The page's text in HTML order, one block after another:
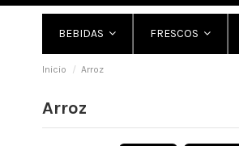
BEBIDAS FRESCOS
Inicio Arroz
Arroz